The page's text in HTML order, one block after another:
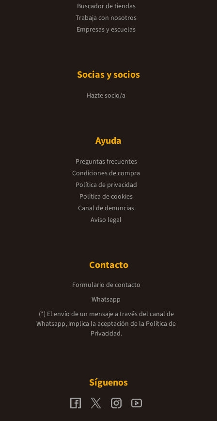
Buscador de tiendas
Trabaja con nosotros
Empresas y escuelas
Socias y socios
Hazte socio/a
Ayuda
Preguntas frecuentes
Condiciones de compra
Política de privacidad
Política de cookies
Canal de denuncias
Aviso legal
Contacto
Formulario de contacto
Whatsapp
(*) El envío de un mensaje a través del canal de
Whatsapp, implica la aceptación de la Política de
Privacidad.
Síguenos